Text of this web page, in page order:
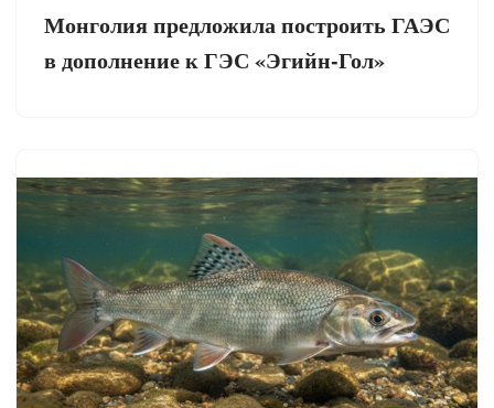
Монголия предложила построить ГАЭС
в дополнение к ГЭС «Эгийн-Гол»